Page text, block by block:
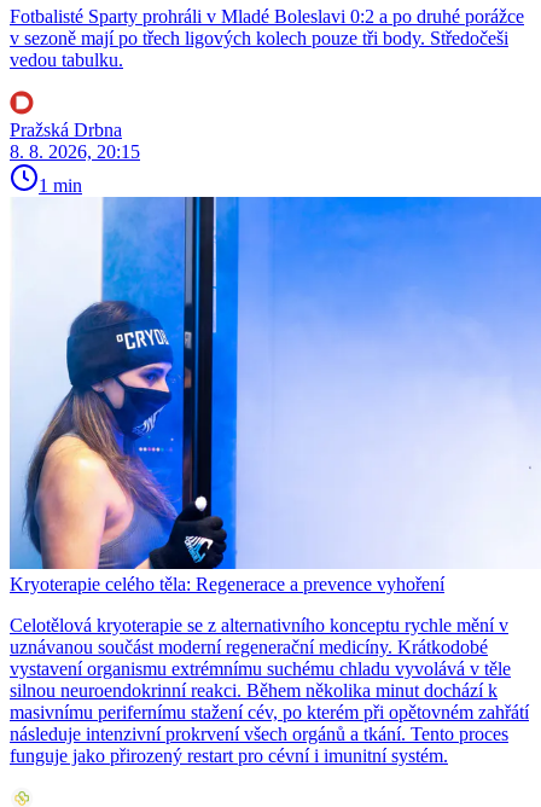
Fotbalisté Sparty prohráli v Mladé Boleslavi 0:2 a po druhé porážce
v sezoně mají po třech ligových kolech pouze tři body. Středočeši
vedou tabulku.
Pražská Drbna
8. 8. 2026, 20:15
1 min
Kryoterapie celého těla: Regenerace a prevence vyhoření
Celotělová kryoterapie se z alternativního konceptu rychle mění v
uznávanou součást moderní regenerační medicíny. Krátkodobé
vystavení organismu extrémnímu suchému chladu vyvolává v těle
silnou neuroendokrinní reakci. Během několika minut dochází k
masivnímu perifernímu stažení cév, po kterém při opětovném zahřátí
následuje intenzivní prokrvení všech orgánů a tkání. Tento proces
funguje jako přirozený restart pro cévní i imunitní systém.